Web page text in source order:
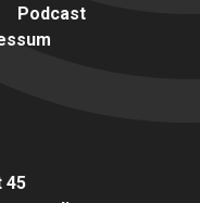
Podcast
45